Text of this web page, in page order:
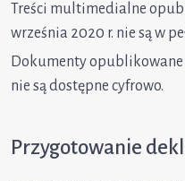
Treści multimedialne
września 2020 r. nie są w
Dokumenty opublikowane
nie są dostępne cyfrowo.
Przygotowanie